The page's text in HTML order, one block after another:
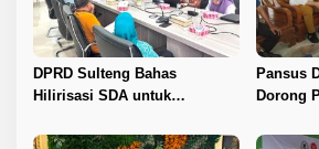
DPRD Sulteng Bahas
Hilirisasi SDA untuk
Pansus
Dorong
Sawit di